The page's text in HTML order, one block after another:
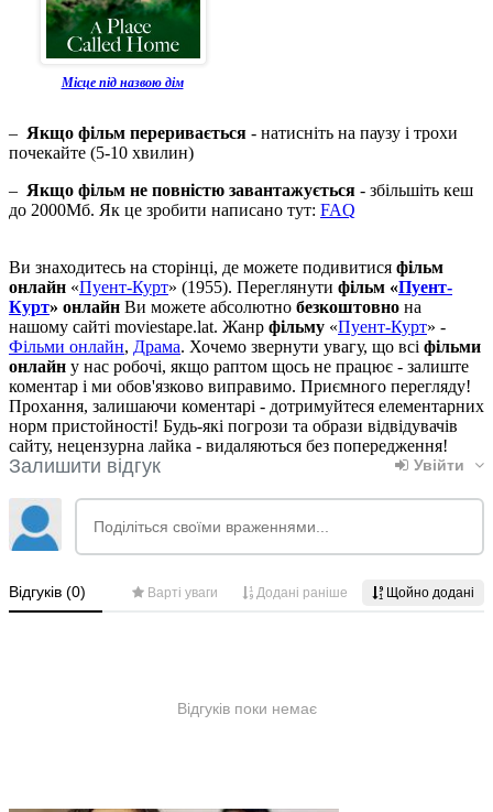
Місце під назвою дім
– Якщо фільм переривається - натисніть на паузу і трохи
почекайте (5-10 хвилин)
– Якщо фільм не повністю завантажується - збільшіть кеш
до 2000Мб. Як це зробити написано тут: FAQ
Ви знаходитесь на сторінці, де можете подивитися фільм
онлайн «Пуент-Курт» (1955). Переглянути фільм «Пуент-
Курт» онлайн Ви можете абсолютно безкоштовно на
нашому сайті moviestape.lat. Жанр фільму «Пуент-Курт» -
Фільми онлайн, Драма. Хочемо звернути увагу, що всі фільми
онлайн у нас робочі, якщо раптом щось не працює - залиште
коментар і ми обов'язково виправимо. Приємного перегляду!
Прохання, залишаючи коментарі - дотримуйтеся елементарних
норм пристойності! Будь-які погрози та образи відвідувачів
сайту, нецензурна лайка - видаляються без попередження!